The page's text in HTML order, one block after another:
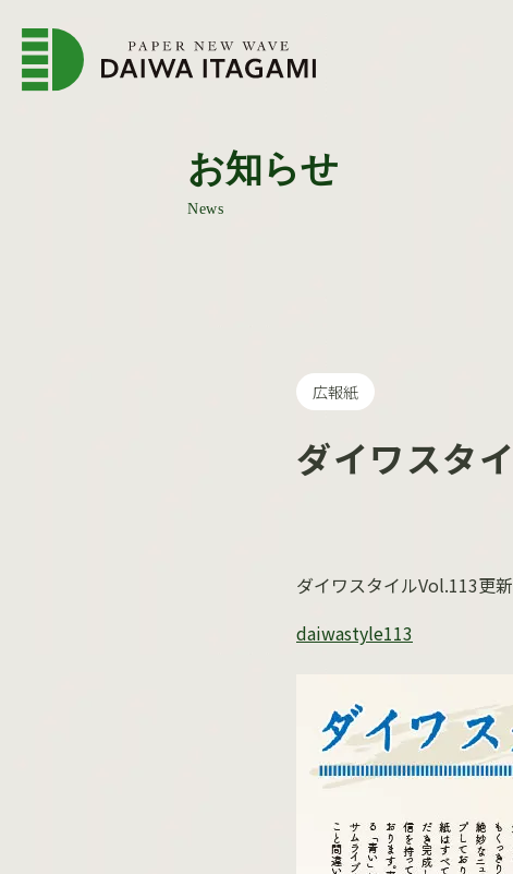
企業情報トップページ
お知らせ
News
広報紙
ダイワスタ
ダイワスタイルVol.113更新
daiwastyle113